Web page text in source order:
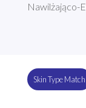
Nawilżająco-
Skin Type Match